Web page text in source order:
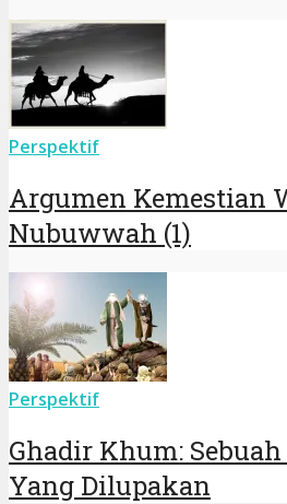
Perspektif
Argumen Kemestian
Nubuwwah (1)
Perspektif
Ghadir Khum:
Yang Dilupakan